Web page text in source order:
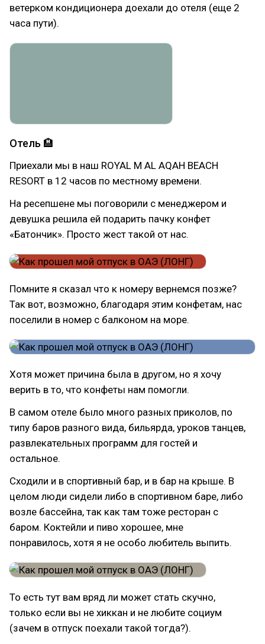
ветерком кондиционера доехали до отеля (еще 2
часа пути).
Отель 🏨
Приехали мы в наш ROYAL M AL AQAH BEACH
RESORT в 12 часов по местному времени.
На ресепшене мы поговорили с менеджером и
девушка решила ей подарить пачку конфет
«Батончик». Просто жест такой от нас.
Помните я сказал что к номеру вернемся позже?
Так вот, возможно, благодаря этим конфетам, нас
поселили в номер с балконом на море.
Хотя может причина была в другом, но я хочу
верить в то, что конфеты нам помогли.
В самом отеле было много разных приколов, по
типу баров разного вида, бильярда, уроков танцев,
развлекательных программ для гостей и
остальное.
Сходили и в спортивный бар, и в бар на крыше. В
целом люди сидели либо в спортивном баре, либо
возле бассейна, так как там тоже ресторан с
баром. Коктейли и пиво хорошее, мне
понравилось, хотя я не особо любитель выпить.
То есть тут вам вряд ли может стать скучно,
только если вы не хиккан и не любите социум
(зачем в отпуск поехали такой тогда?).